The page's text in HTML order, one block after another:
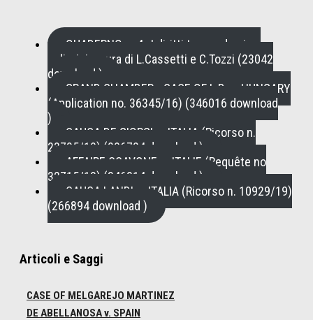
QUADERNO n. 4 , I diritti tra pandemia e
policrisi a cura di L.Cassetti e C.Tozzi (23042
download )
GRAND CHAMBER - CASE OF L.B. v. HUNGARY
(Application no. 36345/16) (346016 download
)
CAUSA DE GIORGI c. ITALIA (Ricorso n.
23735/19) (296724 download )
AFFAIRE SCAVONE c. ITALIE (Requête no
32715/19) (346914 download )
CAUSA LANDI c. ITALIA (Ricorso n. 10929/19)
(266894 download )
Articoli e Saggi
CASE OF MELGAREJO MARTINEZ
DE ABELLANOSA v. SPAIN